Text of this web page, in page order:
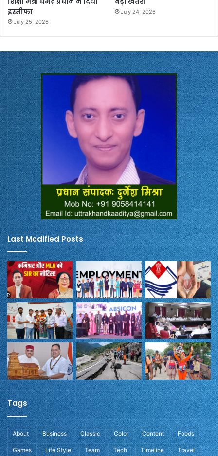
इस्तीफा
July 25, 2026
July 24, 2026
Last Modified Posts
Tags
About Business Classic Color Content Foods
Games Life Style Team Tech Timeline Travel